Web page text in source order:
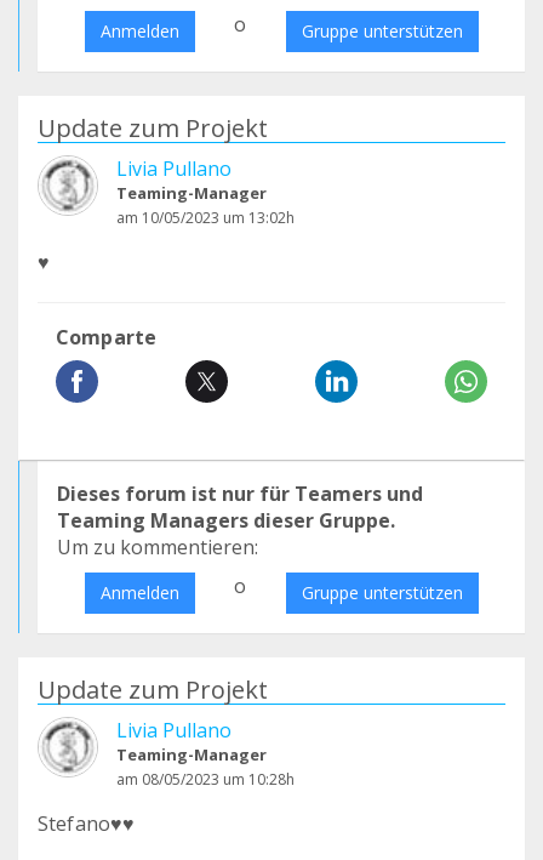
Anmelden o Gruppe unterstützen
Update zum Projekt
Livia Pullano
Teaming-Manager
am 10/05/2023 um 13:02h
♥️
Comparte
Dieses forum ist nur für Teamers und
Teaming Managers dieser Gruppe.
Um zu kommentieren:
Anmelden o Gruppe unterstützen
Update zum Projekt
Livia Pullano
Teaming-Manager
am 08/05/2023 um 10:28h
Stefano♥️♥️